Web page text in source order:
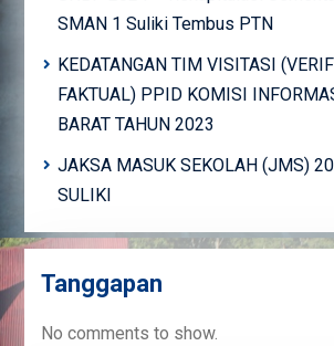
SMAN 1 Suliki Tembus PTN
KEDATANGAN TIM VISITASI
FAKTUAL) PPID KOMISI
BARAT TAHUN 2023
JAKSA MASUK SEKOLAH (JMS)
SULIKI
Tanggapan
No comments to show.